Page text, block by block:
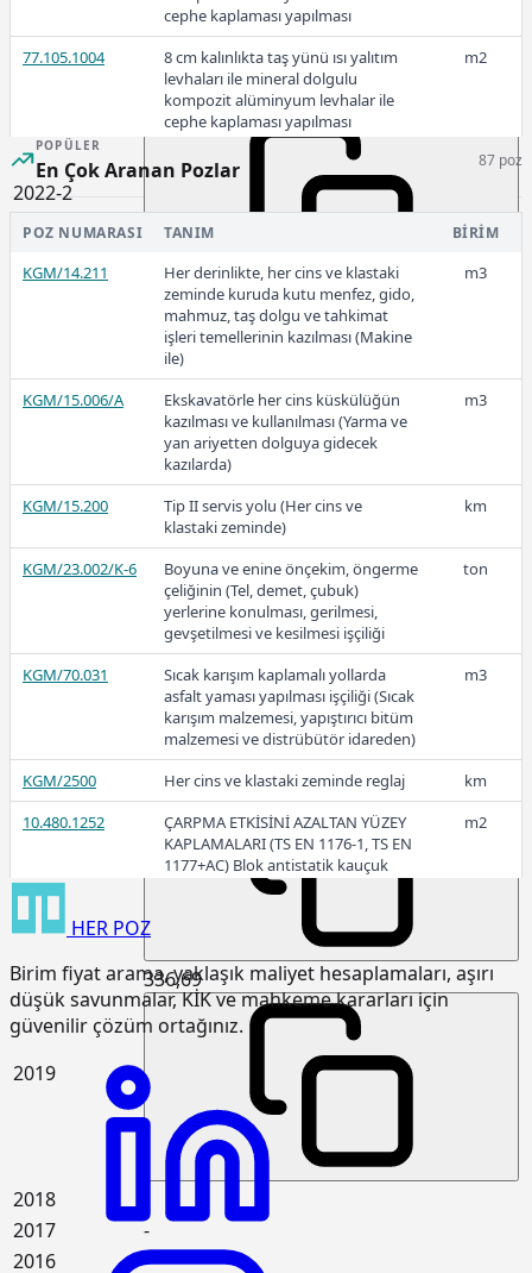
2022-2
1.194,15
2022-1
846,08
472,09
374,89
2019
336,69
2018
2017
-
2016
-
cephe kaplaması yapılması
77.105.1004
8 cm kalınlıkta taş yünü ısı yalıtım
levhaları ile mineral dolgulu
kompozit alüminyum levhalar ile
cephe kaplaması yapılması
m2
77.105.1005
Elektrostatik toz boyalı alüminyum
levha (2 mm, kal,) ile cephe
m2
duvar levhası ile tavanda ve
duvarda tesisat gizlemesi yapılması
POPÜLER
En Çok Aranan Pozlar 87 poz
POZ NUMARASI TANIM BIRIM
KGM/14.211
Her derinlikte, her cins ve klastaki
zeminde kuruda kutu menfez, gido,
mahmuz, taş dolgu ve tahkimat
işleri temellerinin kazılması (Makine
ile)
m3
KGM/15.006/A
Ekskavatörle her cins küskülüğün
kazılması ve kullanılması (Yarma ve
yan ariyetten dolguya gidecek
kazılarda)
m3
KGM/15.200
Tip II servis yolu (Her cins ve
klastaki zeminde)
km
KGM/23.002/K-6
Boyuna ve enine önçekim, öngerme
çeliğinin (Tel, demet, çubuk)
yerlerine konulması, gerilmesi,
gevşetilmesi ve kesilmesi işçiliği
ton
KGM/70.031
Sıcak karışım kaplamalı yollarda
asfalt yaması yapılması işçiliği (Sıcak
karışım malzemesi, yapıştırıcı bitüm
malzemesi ve distrübütör idareden)
m3
KGM/2500 Her cins ve klastaki zeminde reglaj
km
10.480.1252
ÇARPMA ETKİSİNİ AZALTAN YÜZEY
KAPLAMALARI (TS EN 1176-1, TS EN
1177+AC) Blok antistatik kauçuk
zemin kaplaması 3cm kalınlıkta
m2
15.120.1007
Makine ile patlayıcı madde
kullanmadan sert kaya kazılması
(Serbest kazı)
15.120.1101
Makine ile her derinlik ve her
genişlikte yumuşak ve sert toprak
kazılması (Derin kazı)
Makine ile her derinlik ve her
genişlikte yumuşak ve sert
küskülük kazılması (Derin kazı)
Makine ile patlayıcı madde
kullanmadan her derinlik ve her
genişlikte sert kaya kazılması (Derin
kazı)
m3
HER POZ
Birim fiyat arama, yaklaşık maliyet hesaplamaları, aşırı
düşük savunmalar, KİK ve mahkeme kararları için
güvenilir çözüm ortağınız.